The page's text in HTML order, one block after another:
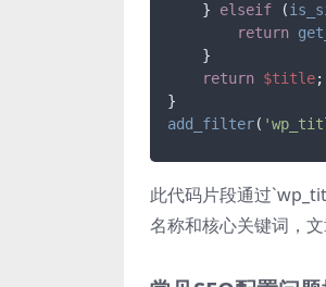
    }
elseif (
return
    }
return $title;
add_filter(
此代码片段通过
名称和核心关键词，